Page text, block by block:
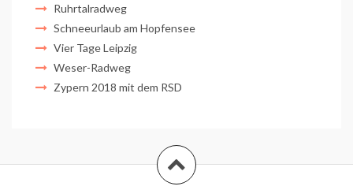
Ruhrtalradweg
Schneeurlaub am Hopfensee
Vier Tage Leipzig
Weser-Radweg
Zypern 2018 mit dem RSD